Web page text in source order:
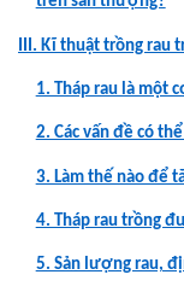
III. Kĩ thuật trồng rau
1. Tháp rau là một
2. Các vấn đề có
3. Làm thế nào để
4. Tháp rau trồng
5. Sản lượng rau,